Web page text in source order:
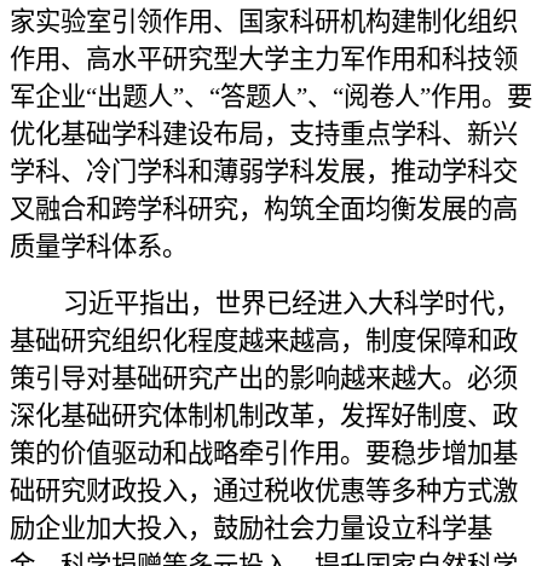
家实验室引领作用、国家科研机构建制化组织
作用、高水平研究型大学主力军作用和科技领
军企业“出题人”、“答题人”、“阅卷人”作用。要
优化基础学科建设布局，支持重点学科、新兴
学科、冷门学科和薄弱学科发展，推动学科交
叉融合和跨学科研究，构筑全面均衡发展的高
质量学科体系。
习近平指出，世界已经进入大科学时代，
基础研究组织化程度越来越高，制度保障和政
策引导对基础研究产出的影响越来越大。必须
深化基础研究体制机制改革，发挥好制度、政
策的价值驱动和战略牵引作用。要稳步增加基
础研究财政投入，通过税收优惠等多种方式激
励企业加大投入，鼓励社会力量设立科学基